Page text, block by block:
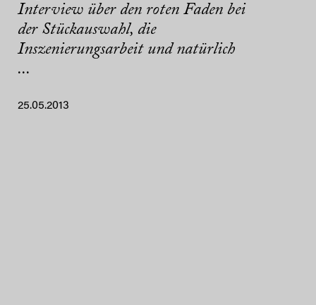
Interview über den roten Faden bei
der Stückauswahl, die
Inszenierungsarbeit und natürlich
...
25.05.2013